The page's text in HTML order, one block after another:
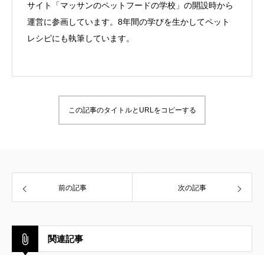
サイト「マッサンのペットフードの学校」の開設時から
運営に参画しています。8年間の学びを生かしてペット
レシピにも執筆しています。
この記事のタイトルとURLをコピーする
前の記事 次の記事
関連記事